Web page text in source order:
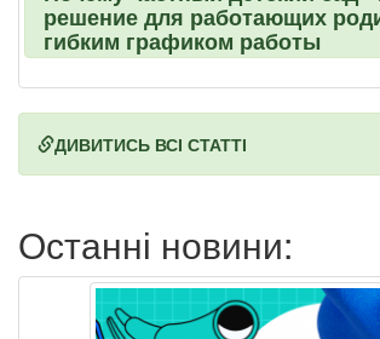
решение для работающих
гибким графиком работы
ДИВИТИСЬ ВСІ СТАТТІ
Останні новини: